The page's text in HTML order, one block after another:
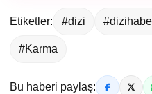
Etiketler: #dizi
#Karma
Bu haberi paylaş: